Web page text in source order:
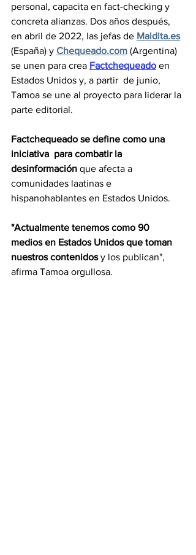
personal, capacita en fact-checking y
concreta alianzas. Dos años después,
en abril de 2022, las jefas de Maldita.es
(España) y Chequeado.com (Argentina)
se unen para crea Factchequeado en
Estados Unidos y, a partir  de junio,
Tamoa se une al proyecto para liderar la
parte editorial.
Factchequeado se define como una
iniciativa  para combatir la
desinformación que afecta a
comunidades laatinas e
hispanohablantes en Estados Unidos.
"Actualmente tenemos como 90
medios en Estados Unidos que toman
nuestros contenidos y los publican",
afirma Tamoa orgullosa.